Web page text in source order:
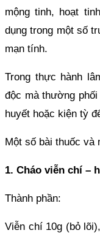
mộng tinh, hoạt
dụng trong một số
mạn tính.
Trong thực hành
độc mà thường
huyết hoặc kiện tỳ
Một số bài thuốc và
1. Cháo viễn chí –
Thành phần:
Viễn chí 10g (bỏ